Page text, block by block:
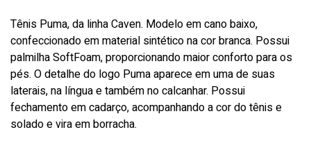
Tênis Puma, da linha Caven. Modelo em cano baixo,
confeccionado em material sintético na cor branca. Possui
palmilha SoftFoam, proporcionando maior conforto para os
pés. O detalhe do logo Puma aparece em uma de suas
laterais, na língua e também no calcanhar. Possui
fechamento em cadarço, acompanhando a cor do tênis e
solado e vira em borracha.